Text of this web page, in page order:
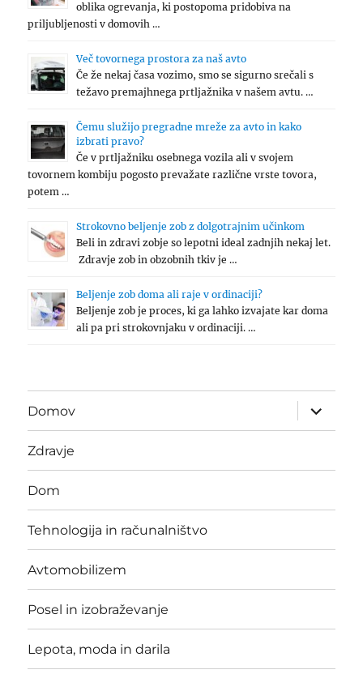
oblika ogrevanja, ki postopoma pridobiva na
priljubljenosti v domovih …
Več tovornega prostora za naš avto
Če že nekaj časa vozimo, smo se sigurno srečali s
težavo premajhnega prtljažnika v našem avtu. …
Čemu služijo pregradne mreže za avto in kako
izbrati pravo?
Če v prtljažniku osebnega vozila ali v svojem
tovornem kombiju pogosto prevažate različne vrste tovora,
potem …
Strokovno beljenje zob z dolgotrajnim učinkom
Beli in zdravi zobje so lepotni ideal zadnjih nekaj let.
Zdravje zob in obzobnih tkiv je …
Beljenje zob doma ali raje v ordinaciji?
Beljenje zob je proces, ki ga lahko izvajate kar doma
ali pa pri strokovnjaku v ordinaciji. …
Domov
expand
child
menu
Zdravje
Dom
Tehnologija in računalništvo
Avtomobilizem
Posel in izobraževanje
Lepota, moda in darila